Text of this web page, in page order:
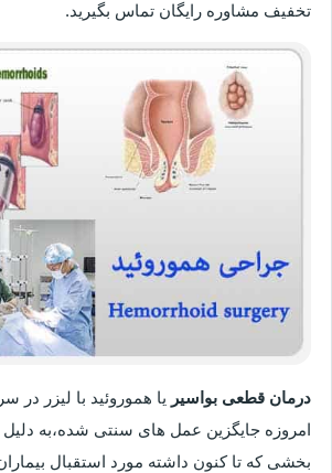
تخفیف مشاوره رایگان تماس بگیرید.
درمان قطعی بواسیر یا هموروئید با لیزر در
امروزه جایگزین عمل های سنتی شده،به دلیل
بخشی که تا کنون داشته مورد استقبال